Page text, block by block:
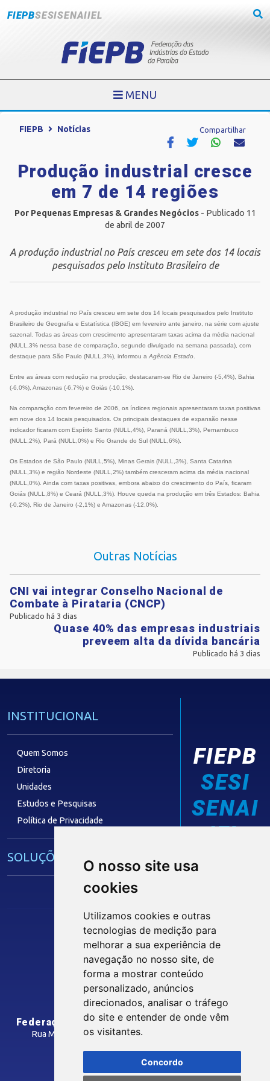
O nosso site usa
cookies
Utilizamos cookies e outras
tecnologias de medição para
melhorar a sua experiência de
navegação no nosso site, de
forma a mostrar conteúdo
personalizado, anúncios
direcionados, analisar o tráfego
do site e entender de onde vêm
os visitantes.
Concordo
FIEPBSESISENAIIEL
MENU
FIEPB Notícias Compartilhar
Produção industrial cresce
em 7 de 14 regiões
Por Pequenas Empresas & Grandes Negócios- Publicado 11
de abril de 2007
A produção industrial no País cresceu em sete dos 14 locais
pesquisados pelo Instituto Brasileiro de
A produção industrial no País cresceu em sete dos 14 locais pesquisados pelo Instituto
Brasileiro de Geografia e Estatística (IBGE) em fevereiro ante janeiro, na série com ajuste
sazonal. Todas as áreas com crescimento apresentaram taxas acima da média nacional
(NULL,3% nessa base de comparação, segundo divulgado na semana passada), com
destaque para São Paulo (NULL,3%), informou a Agência Estado
Entre as áreas com redução na produção, destacaram-se Rio de Janeiro (-5,4%), Bahia
(-6,0%), Amazonas (-6,7%) e Goiás (-10,1%).
Na comparação com fevereiro de 2006, os índices regionais apresentaram taxas positivas
em nove dos 14 locais pesquisados. Os principais destaques de expansão nesse
indicador ficaram com Espírito Santo (NULL,4%), Paraná (NULL,3%), Pernambuco
(NULL,2%), Pará (NULL,0%) e Rio Grande do Sul (NULL,6%).
Os Estados de São Paulo (NULL,5%), Minas Gerais (NULL,3%), Santa Catarina
(NULL,3%) e região Nordeste (NULL,2%) também cresceram acima da média nacional
(NULL,0%). Ainda com taxas positivas, embora abaixo do crescimento do País, ficaram
Goiás (NULL,8%) e Ceará (NULL,3%). Houve queda na produção em três Estados: Bahia
(-0,2%), Rio de Janeiro (-2,1%) e Amazonas (-12,0%).
Outras Notícias
CNI vai integrar Conselho Nacional de
Combate à Pirataria (CNCP)
Publicado há 3 dias
Quase 40% das empresas industriais
preveem alta da dívida bancária
Publicado há 3 dias
INSTITUCIONAL
Quem Somos
Diretoria
Unidades
Estudos e Pesquisas
Política de Privacidade
SOLUÇÕES E SERVIÇOS
Núcleo de Acesso ao Crédito
Centro Internacional de Negócios -
CONTRIBUIÇÃO SINDICAL
SINDICATOS FILIADOS
FIEPB
SESI
SENAI
IEL
Siga nossas Redes Sociais
INTRANET
Federação das Indústrias do Estado da Paraíba
Rua Manoel Gonçalves Guimarães, 195 - José Pinheiro
Como Chegar